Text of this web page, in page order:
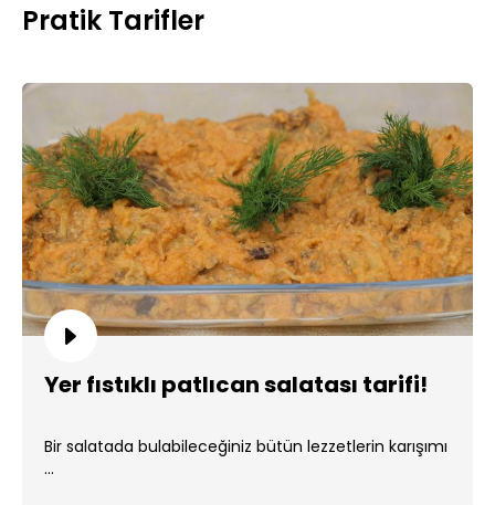
Pratik Tarifler
Yer fıstıklı patlıcan salatası tarifi!
Bir salatada bulabileceğiniz bütün lezzetlerin karışımı
...